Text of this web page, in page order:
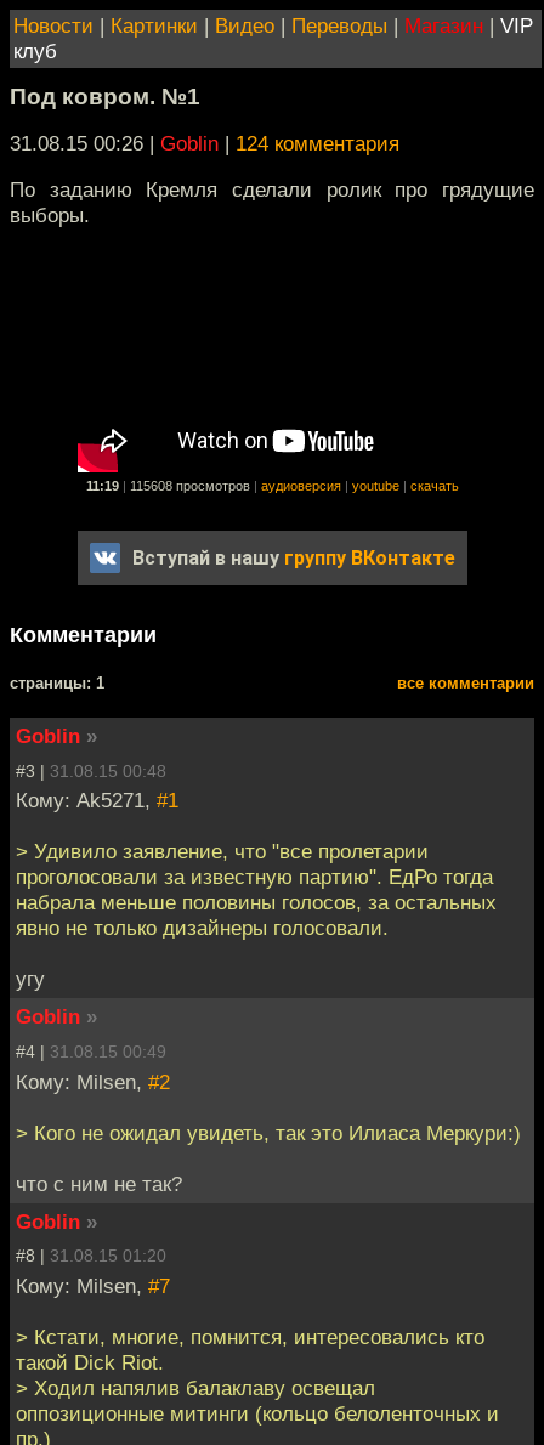
Новости | Картинки | Видео | Переводы | Магазин | VIP
клуб
Под ковром. №1
31.08.15 00:26 | Goblin | 124 комментария
По заданию Кремля сделали ролик про грядущие
выборы.
11:19 115608 просмотров аудиоверсия youtube скачать
Вступай в нашу группу ВКонтакте
Комментарии
cтраницы: 1 все комментарии
Goblin »
#3 | 31.08.15 00:48
Кому: Ak5271, #1
> Удивило заявление, что "все пролетарии
проголосовали за известную партию". ЕдРо тогда
набрала меньше половины голосов, за остальных
явно не только дизайнеры голосовали.
угу
Goblin »
#4 | 31.08.15 00:49
Кому: Milsen, #2
> Кого не ожидал увидеть, так это Илиаса Меркури:)
что с ним не так?
Goblin »
#8 | 31.08.15 01:20
Кому: Milsen, #7
> Кстати, многие, помнится, интересовались кто
такой Dick Riot.
> Ходил напялив балаклаву освещал
оппозиционные митинги (кольцо белоленточных и
пр.)